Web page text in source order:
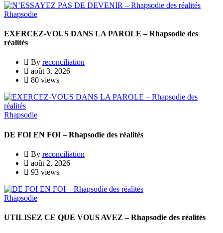
Rhapsodie
EXERCEZ-VOUS DANS LA PAROLE – Rhapsodie des
réalités
By reconciliation
août 3, 2026
80 views
Rhapsodie
DE FOI EN FOI – Rhapsodie des réalités
By reconciliation
août 2, 2026
93 views
Rhapsodie
UTILISEZ CE QUE VOUS AVEZ – Rhapsodie des réalités